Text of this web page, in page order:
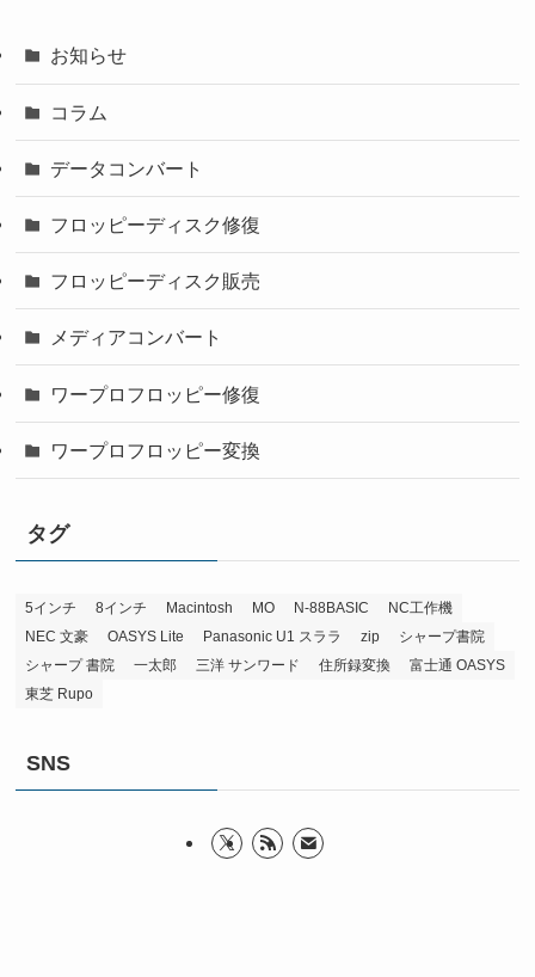
お知らせ
コラム
データコンバート
フロッピーディスク修復
フロッピーディスク販売
メディアコンバート
ワープロフロッピー修復
ワープロフロッピー変換
タグ
5インチ 8インチ Macintosh MO N-88BASIC
NC工作機
NEC 文豪
OASYS Lite Panasonic U1 スララ zip
シャープ書院
シャープ 書院
一太郎 三洋 サンワード 住所録変換
富士通 OASYS
東芝 Rupo
SNS